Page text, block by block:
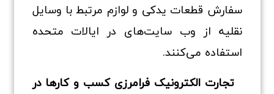
سفارش قطعات یدکی و لوازم مرتبط با وسایل
نقلیه از وب‌ سایت‌های در ایالات‌ متحده
استفاده می‌کنند.
تجارت الکترونیک فرامرزی کسب‌ و کارها در